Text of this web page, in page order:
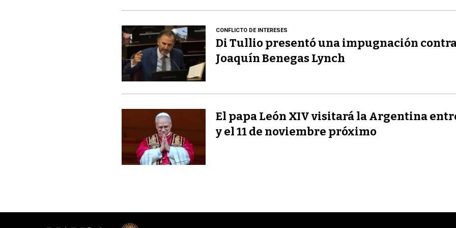
CONFLICTO DE INTERESES
Di Tullio presentó una impugnación
Joaquín Benegas Lynch
El papa León XIV visitará la Argentina
y el 11 de noviembre próximo